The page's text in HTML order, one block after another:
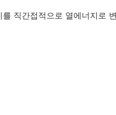
직간접적으로 열에너지로